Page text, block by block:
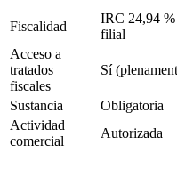
Fiscalidad
IRC 24,94
filial
Acceso a
tratados
fiscales
Sí
Sustancia Obligatoria
Actividad
comercial
Autorizada